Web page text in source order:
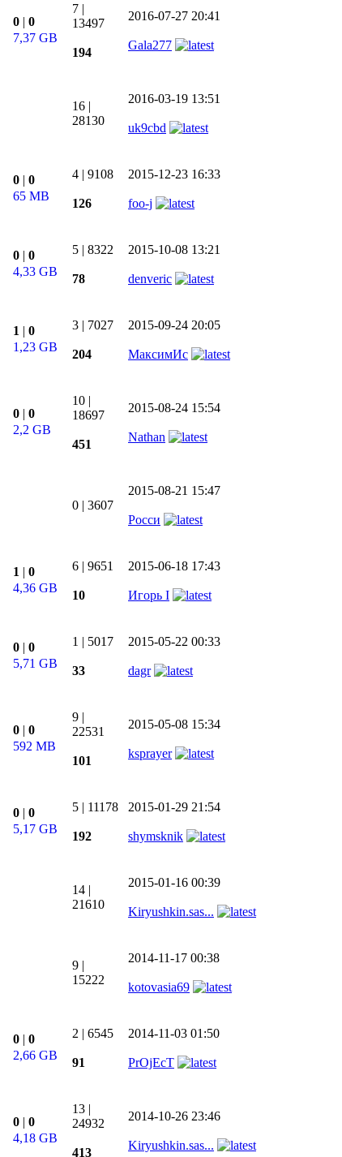
0 | 0
7,37 GB
7 |
13497
194
2016-07-27 20:41
Gala277
16 |
28130
2016-03-19 13:51
uk9cbd
0 | 0
65 MB
4 | 9108
126
2015-12-23 16:33
foo-j
0 | 0
4,33 GB
5 | 8322
78
2015-10-08 13:21
denveric
1 | 0
1,23 GB
3 | 7027
204
2015-09-24 20:05
МаксимИс
0 | 0
2,2 GB
10 |
18697
451
2015-08-24 15:54
Nathan
0 | 3607
2015-08-21 15:47
Росси
1 | 0
4,36 GB
6 | 9651
10
2015-06-18 17:43
Игорь I
0 | 0
5,71 GB
1 | 5017
33
2015-05-22 00:33
dagr
0 | 0
592 MB
9 |
22531
101
2015-05-08 15:34
ksprayer
0 | 0
5,17 GB
5 | 11178
192
2015-01-29 21:54
shymsknik
14 |
21610
2015-01-16 00:39
Kiryushkin.sas...
9 |
15222
2014-11-17 00:38
kotovasia69
0 | 0
2,66 GB
2 | 6545
91
2014-11-03 01:50
PrOjEcT
0 | 0
4,18 GB
13 |
24932
413
2014-10-26 23:46
Kiryushkin.sas...